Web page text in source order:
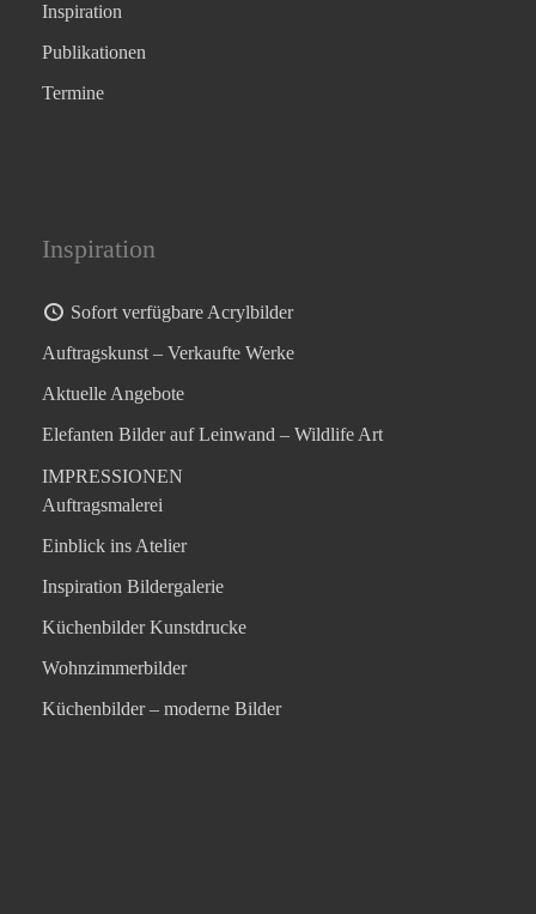
Inspiration
Publikationen
Termine
Inspiration
Sofort verfügbare Acrylbilder
Auftragskunst – Verkaufte Werke
Aktuelle Angebote
Elefanten Bilder auf Leinwand – Wildlife Art
IMPRESSIONEN
Auftragsmalerei
Einblick ins Atelier
Inspiration Bildergalerie
Küchenbilder Kunstdrucke
Wohnzimmerbilder
Küchenbilder – moderne Bilder